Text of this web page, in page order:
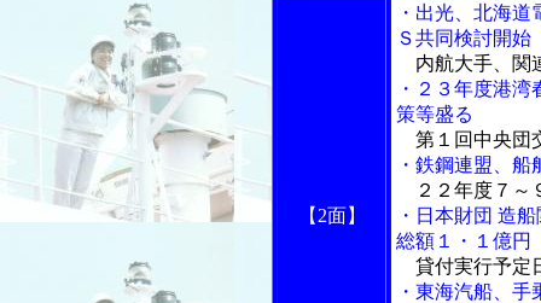
【2面】
・出光、北海
Ｓ共同検討開始
内航大手、関
・２３年度港
策等盛る
第１回中央団
・鉄鋼連盟、
２２年度７～
・日本財団 造
総額１・１億円
貸付実行予定
・東海汽船、